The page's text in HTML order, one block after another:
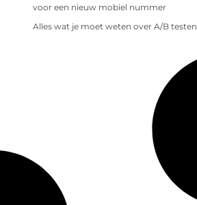
voor een nieuw mobiel nummer
Alles wat je moet weten over A/B testen